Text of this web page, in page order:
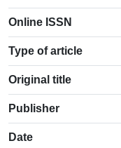
Online ISSN
Type of article
Original title
Publisher
Date